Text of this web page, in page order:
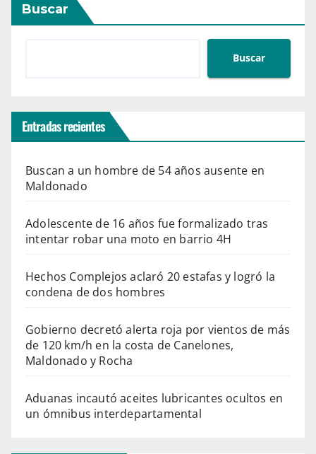
Buscar
Buscar
Entradas recientes
Buscan a un hombre de 54 años ausente en
Maldonado
Adolescente de 16 años fue formalizado tras
intentar robar una moto en barrio 4H
Hechos Complejos aclaró 20 estafas y logró la
condena de dos hombres
Gobierno decretó alerta roja por vientos de más
de 120 km/h en la costa de Canelones,
Maldonado y Rocha
Aduanas incautó aceites lubricantes ocultos en
un ómnibus interdepartamental